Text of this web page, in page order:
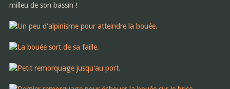
milleu de son bassin !